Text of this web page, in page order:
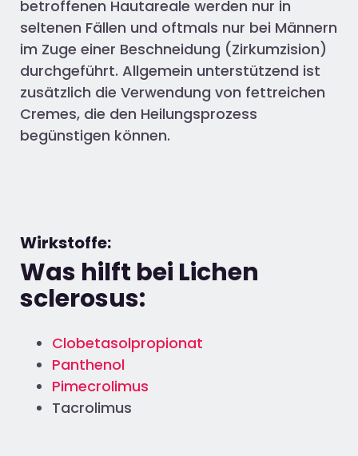
betroffenen Hautareale werden nur in
seltenen Fällen und oftmals nur bei Männern
im Zuge einer Beschneidung (Zirkumzision)
durchgeführt. Allgemein unterstützend ist
zusätzlich die Verwendung von fettreichen
Cremes, die den Heilungsprozess
begünstigen können.
Wirkstoffe:
Was hilft bei Lichen
sclerosus:
Clobetasolpropionat
Panthenol
Pimecrolimus
Tacrolimus